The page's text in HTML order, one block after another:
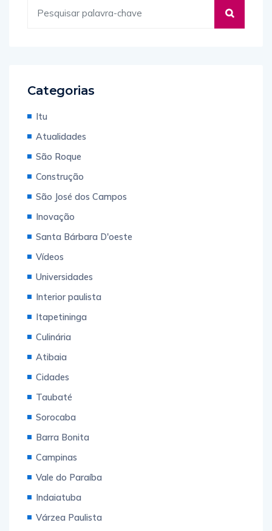
Categorias
Itu
Atualidades
São Roque
Construção
São José dos Campos
Inovação
Santa Bárbara D'oeste
Vídeos
Universidades
Interior paulista
Itapetininga
Culinária
Atibaia
Cidades
Taubaté
Sorocaba
Barra Bonita
Campinas
Vale do Paraíba
Indaiatuba
Várzea Paulista